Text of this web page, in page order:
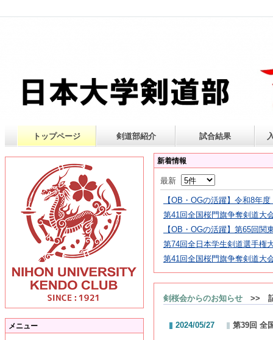
トップページ 剣道部紹介 試合結果
メニュー
新着情報
最新
【OB・OGの活躍】令和8年
第41回全国桜門旗争奪剣道大
【OB・OGの活躍】第65回
第74回全日本学生剣道選手権
第41回全国桜門旗争奪剣道大
剣桜会からのお知らせ >> 記
2024/05/27 第39回 全